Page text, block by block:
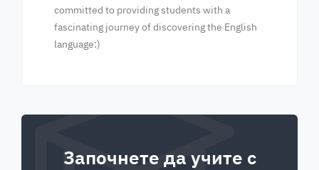
committed to providing students with a
fascinating journey of discovering the English
language:)
Започнете да учите с